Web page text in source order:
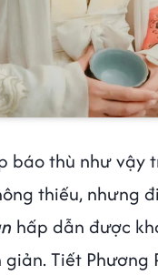
báo thù như vậy
thiếu, nhưng
hấp dẫn được
Tiết Phương